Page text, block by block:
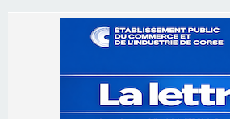
06/08/2026 15:57
Ucciani – Marché des